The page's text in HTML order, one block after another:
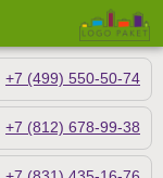
+7 (499) 550-50-74
+7 (812) 678-99-38